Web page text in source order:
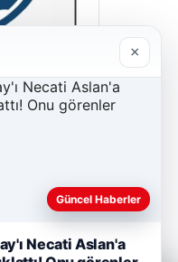
×
Güncel Haberler
Necati Aslan'a